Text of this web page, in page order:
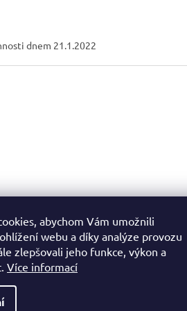
abychom Vám umožnili
webu a díky analýze provozu
zlepšovali jeho funkce, výkon a
Více informací
dnem 21.1.2022
Facebook